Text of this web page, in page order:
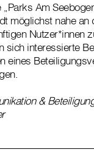
„Parks Am
möglichst nahe an
Nutzer*innen
sich interessierte
eines
&